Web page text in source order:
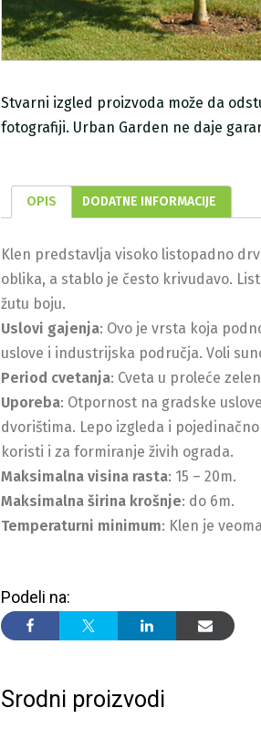
Stvarni izgled proizvoda može da
fotografiji. Urban Garden ne daje
OPIS DODATNE INFORMACIJE
Klen predstavlja visoko listopadno
oblika, a stablo je često krivudavo.
žutu boju.
Uslovi gajenja: Ovo je vrsta koja
uslove i industrijska područja. Voli
Period cvetanja: Cveta u proleće
Uporeba: Otpornost na gradske
dvorištima. Lepo izgleda i
koristi i za formiranje živih ograda.
Maksimalna visina rasta: 15 – 20m.
Maksimalna širina krošnje: do 6m.
Temperaturni minimum: Klen je
Podeli na:
Srodni proizvodi